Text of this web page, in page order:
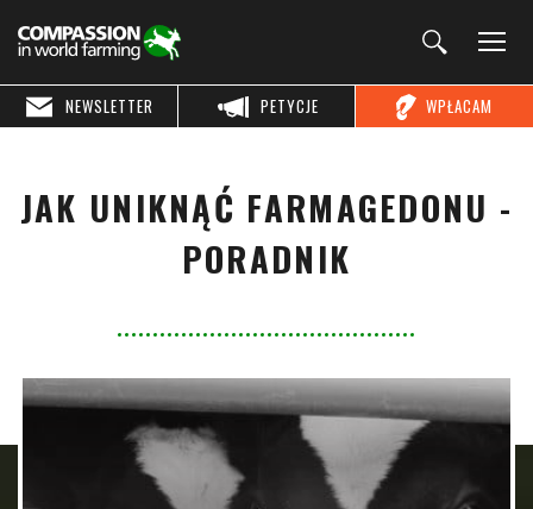
WPŁACAM
PETYCJE
NEWSLETTER
JAK UNIKNĄĆ FARMAGEDONU -
PORADNIK